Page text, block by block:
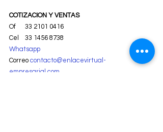
COTIZACION Y VENTAS
Of      33 2101 0416
Cel    33 1456 8738
Whatsapp
Correo contacto@enlacevirtual-
empresarial.com